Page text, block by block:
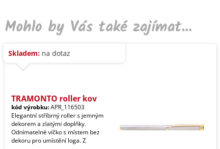
Mohlo by Vás také zajímat...
Skladem: na dotaz
TRAMONTO roller kov
kód výrobku:APR_116503
Elegantní stříbrný roller s jemným
dekorem a zlatými doplňky.
Odnímatelné víčko s místem bez
dekoru pro umístění loga. Z